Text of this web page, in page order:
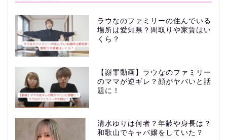
ラウなのファミリーの住んでいる
場所は愛知県？間取りや家賃はい
くら？
【謝罪動画】ラウなのファミリー
のママが逆ギレ？顔がヤバいと話
題に！
清水ゆりは何者？年齢や身長は？
和歌山でキャバ嬢をしていた？